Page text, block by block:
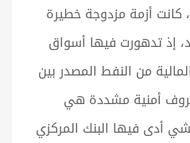
في الأعوام 2014 – 2017، كانت أزمة مزدوجة خطيرة
إذ تدهورت فيها أسواق
من النفط المصدر بين
أمنية مشددة هي
أدى فيها البنك المركزي